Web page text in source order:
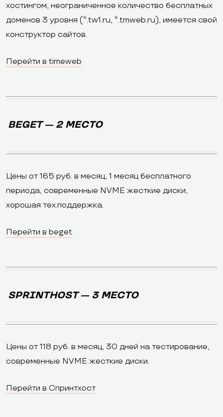
хостингом, неограниченное количество бесплатных
доменов 3 уровня (*.tw1.ru, *.tmweb.ru), имеется свой
конструктор сайтов.
Перейти в timeweb
BEGET — 2 МЕСТО
Цены от 165 руб. в месяц, 1 месяц бесплатного
периода, современные NVME жесткие диски,
хорошая тех.поддержка.
Перейти в beget
SPRINTHOST — 3 МЕСТО
Цены от 118 руб. в месяц, 30 дней на тестирование,
современные NVME жесткие диски.
Перейти в Спринтхост